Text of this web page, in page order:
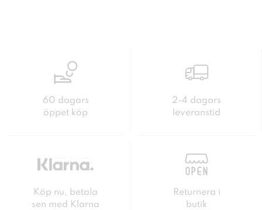
60 dagars
öppet köp
2-4 dagars
leveranstid
Köp nu, betala
sen med Klarna
Returnera i
butik